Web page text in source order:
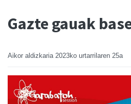
Gazte gauak
Aikor aldizkaria 2023ko urtarrilaren 25a